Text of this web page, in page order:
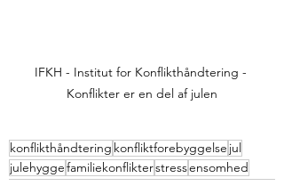
IFKH - Institut for Konflikthåndtering -
Konflikter er en del af julen
konflikthåndtering konfliktforebyggelse jul
julehyggefamiliekonflikterstressensomhed